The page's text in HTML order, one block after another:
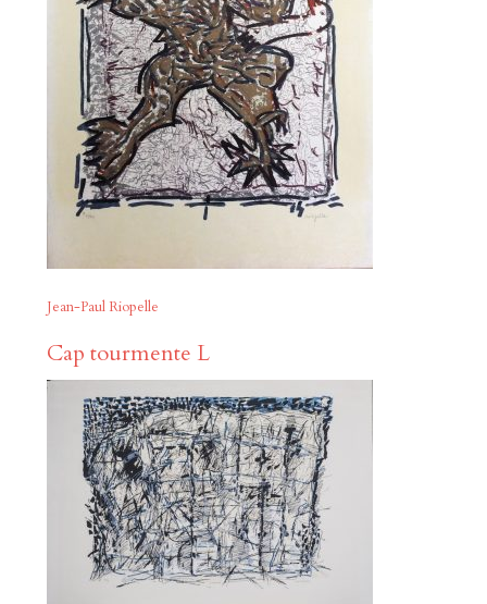
Jean-Paul Riopelle
Cap tourmente L